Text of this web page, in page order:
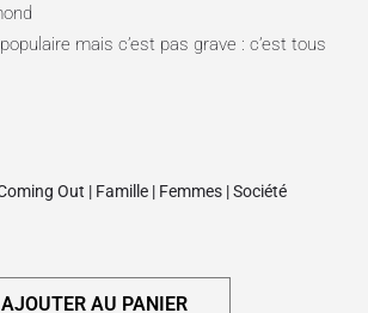
mais c’est pas grave : c’est tous
Out | Famille | Femmes |Société
AJOUTER AU PANIER